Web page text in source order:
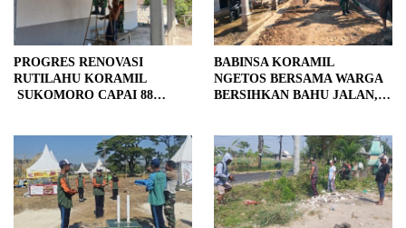
PROGRES RENOVASI
RUTILAHU KORAMIL
SUKOMORO CAPAI 88
BABINSA KORAMIL
NGETOS BERSAMA WARGA
BERSIHKAN BAHU JALAN,